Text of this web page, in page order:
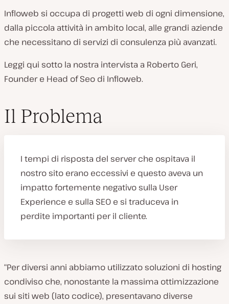
e
n
:
Infloweb si occupa di progetti web di ogni dimensione,
dalla piccola attività in ambito local, alle grandi aziende
che necessitano di servizi di consulenza più avanzati.
Leggi qui sotto la nostra intervista a Roberto Geri,
Founder e Head of Seo di Infloweb.
Il Problema
I tempi di risposta del server che ospitava il
nostro sito erano eccessivi e questo aveva un
impatto fortemente negativo sulla User
Experience e sulla SEO e si traduceva in
perdite importanti per il cliente.
“Per diversi anni abbiamo utilizzato soluzioni di hosting
condiviso che, nonostante la massima ottimizzazione
sui siti web (lato codice), presentavano diverse